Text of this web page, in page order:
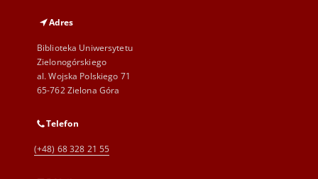
Adres
Biblioteka Uniwersytetu
Zielonogórskiego
al. Wojska Polskiego 71
65-762 Zielona Góra
Telefon
(+48) 68 328 21 55